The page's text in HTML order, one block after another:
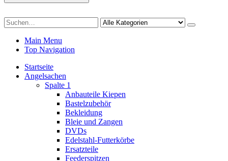
Main Menu
Top Navigation
Startseite
Angelsachen
Spalte 1
Anbauteile Kiepen
Bastelzubehör
Bekleidung
Bleie und Zangen
DVDs
Edelstahl-Futterkörbe
Ersatzteile
Feederspitzen